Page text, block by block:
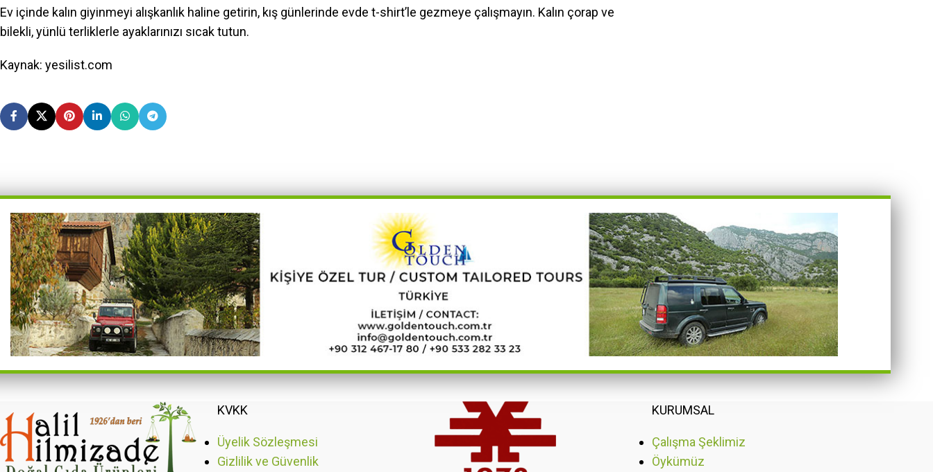
Ev içinde kalın giyinmeyi alışkanlık haline getirin, kış günlerinde evde t-shirt’le gezmeye çalışmayın. Kalın çorap ve
bilekli, yünlü terliklerle ayaklarınızı sıcak tutun.
Kaynak: yesilist.com
KVKK
Üyelik Sözleşmesi
Gizlilik ve Güvenlik
KURUMSAL
Çalışma Şeklimiz
Öykümüz